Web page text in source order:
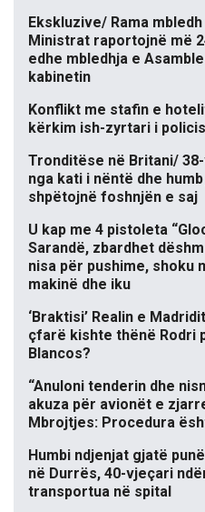
Ekskluzive/ Rama
Ministrat raportojnë më
edhe mbledhja e
kabinetin
Konflikt me stafin e
kërkim ish-zyrtari i
Tronditëse në Britani/
nga kati i nëntë dhe
shpëtojnë foshnjën e saj
U kap me 4 pistoleta
Sarandë, zbardhet
nisa për pushime, shoku
makinë dhe iku
‘Braktisi’ Realin e
çfarë kishte thënë Rodri
Blancos?
“Anuloni tenderin dhe
akuza për avionët e
Mbrojtjes: Procedura
Humbi ndjenjat gjatë
në Durrës, 40-vjeçari
transportua në spital